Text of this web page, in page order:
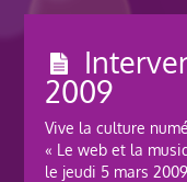
2009
Vive la culture
« Le web et la
le jeudi 5 mars